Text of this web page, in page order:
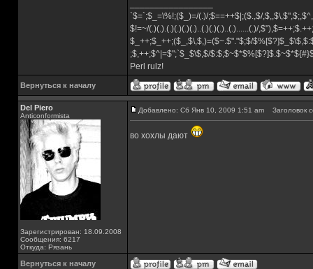
`$=`;$_=\%!;($_)=/(.)/;$==++$|;($.,$/
$!=~/(.)(.).(.)(.)(.)(.)..(.)(.)(.)..(.)......(.)/
$_++;$_++;($_,$\,$,)=($~.$"."$;$/
;$,++;$^|=$";`$_$\$,$/
Perl rulz!
Вернуться к началу
Del Piero
Аnticonformista
Зарегистрирован: 18.09.2008
Сообщения: 6217
Откуда: Рязань
Добавлено: Сб Янв 10, 2009 1:51 am Заголовок
во хохлы дают
Вернуться к началу